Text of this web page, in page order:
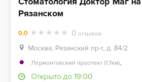
Рязанском
0.0 0 отзывов
Москва, Рязанский пр-т, д. 84/2
Лермонтовский проспект (1.7км),
Открыто до 19:00